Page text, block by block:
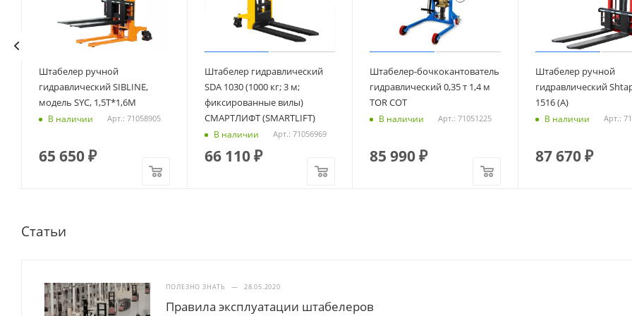
Штабелер ручной
гидравлический SIBLINE,
модель SYC, 1,5Т*1,6М
В наличии Арт.: 71058905
65 650₽
Штабелер гидравлический
SDA 1030 (1000 кг; 3 м;
фиксированные вилы)
СМАРТЛИФТ (SMARTLIFT)
В наличии Арт.: 71056969
66 110₽
Штабелер-бочкокантователь
гидравлический 0,35 т 1,4 м
TOR COT
В наличии Арт.: 71051225
85 990₽
Штабелер ручной
гидравлический
1516 (A)
В наличии Арт.:
87 670₽
Статьи
ПОЛЕЗНО ЗНАТЬ — 28.05.2020
Правила эксплуатации штабелеров